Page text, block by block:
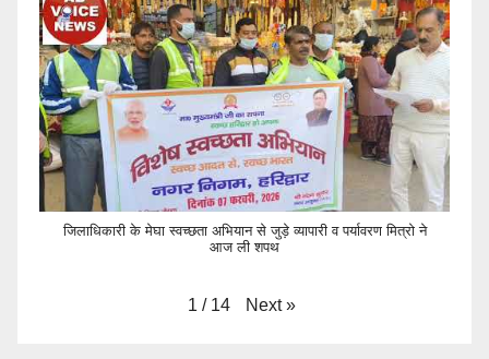
जिलाधिकारी के मेघा स्वच्छता अभियान से जुड़े व्यापारी व पर्यावरण मित्रो ने
आज ली शपथ
1 / 14 Next »